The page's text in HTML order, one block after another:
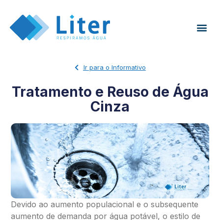
Ir para o Informativo
Tratamento e Reuso de Água
Cinza
Devido ao aumento populacional e o subsequente
aumento de demanda por água potável, o estilo de